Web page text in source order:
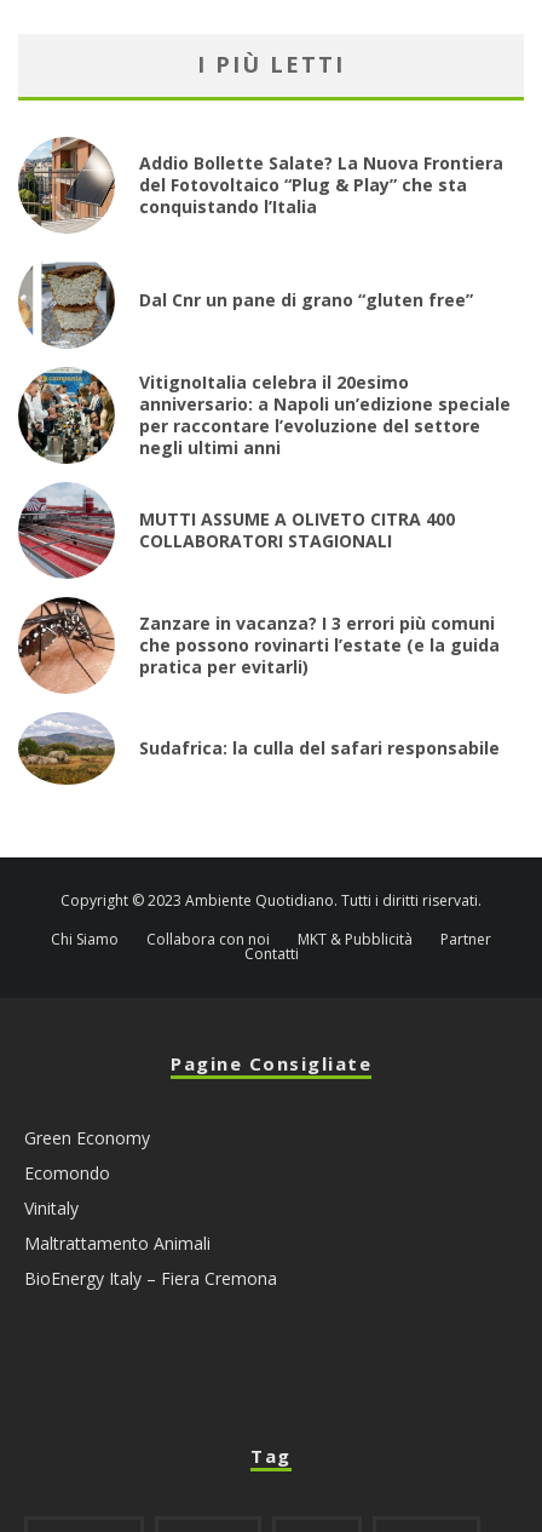
I PIÙ LETTI
Addio Bollette Salate? La Nuova Frontiera
del Fotovoltaico “Plug & Play” che sta
conquistando l’Italia
Dal Cnr un pane di grano “gluten free”
VitignoItalia celebra il 20esimo
anniversario: a Napoli un’edizione speciale
per raccontare l’evoluzione del settore
negli ultimi anni
MUTTI ASSUME A OLIVETO CITRA 400
COLLABORATORI STAGIONALI
Zanzare in vacanza? I 3 errori più comuni
che possono rovinarti l’estate (e la guida
pratica per evitarli)
Sudafrica: la culla del safari responsabile
Copyright © 2023 Ambiente Quotidiano. Tutti i diritti riservati.
Chi Siamo
Collabora con noi MKT & Pubblicità Partner
Contatti
Pagine Consigliate
Green Economy
Ecomondo
Vinitaly
Maltrattamento Animali
BioEnergy Italy – Fiera Cremona
Tag